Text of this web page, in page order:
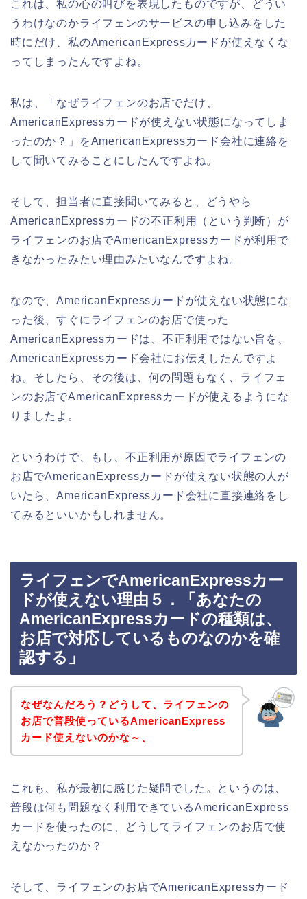
これは、私の心の叫びを表現したものですが、どうい
うわけなのかライフェンのサービスの申し込みをした
時にだけ、私のAmericanExpressカードが使えなくな
ってしまったんですよね。
私は、「なぜライフェンのお店でだけ、
AmericanExpressカードが使えない状態になってしま
ったのか？」をAmericanExpressカード会社に連絡を
して聞いてみることにしたんですよね。
そして、担当者に直接聞いてみると、どうやら
AmericanExpressカードの不正利用（という判断）が
ライフェンのお店でAmericanExpressカードが利用で
きなかったみたい理由みたいなんですよね。
なので、AmericanExpressカードが使えない状態にな
った後、すぐにライフェンのお店で使った
AmericanExpressカードは、不正利用ではない旨を、
AmericanExpressカード会社にお伝えしたんですよ
ね。そしたら、その後は、何の問題もなく、ライフェ
ンのお店でAmericanExpressカードが使えるようにな
りましたよ。
というわけで、もし、不正利用が原因でライフェンの
お店でAmericanExpressカードが使えない状態の人が
いたら、AmericanExpressカード会社に直接連絡をし
てみるといいかもしれません。
ライフェンでAmericanExpressカー
ドが使えない理由５．「あなたの
AmericanExpressカードの種類は、
お店で対応しているものなのかを確
認する」
なぜなんだろう？どうして、ライフェンの
お店で普段使っているAmericanExpress
カード使えないのかな～、
これも、私が最初に感じた疑問でした。というのは、
普段は何も問題なく利用できているAmericanExpress
カードを使ったのに、どうしてライフェンのお店で使
えなかったのか？
そして、ライフェンのお店でAmericanExpressカード